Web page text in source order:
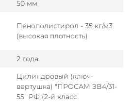
50 мм
Пенополистирол - 35 кг/м3
(высокая плотность)
2 года
Цилиндровый (ключ-
вертушка) "ПРОСАМ ЗВ4/31-
55" РФ (2-й класс